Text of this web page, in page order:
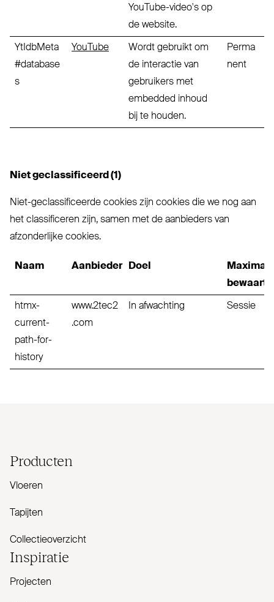
YouTube-video's op
de website.
YtIdbMeta
#database
s
YouTube
Wordt gebruikt om
de interactie van
gebruikers met
embedded inhoud
bij te houden.
Perma
nent
Niet geclassificeerd (1)
Niet-geclassificeerde cookies zijn cookies die we nog aan
het classificeren zijn, samen met de aanbieders van
afzonderlijke cookies.
Naam Aanbieder Doel
htmx-
current-
path-for-
history
www.2tec2
.com
In afwachting Sessie
Producten
Vloeren
Tapijten
Collectieoverzicht
Inspiratie
Projecten